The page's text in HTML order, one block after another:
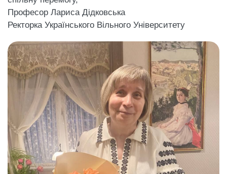
Професор Лариса Дідковська
Ректорка Українського Вільного Університету